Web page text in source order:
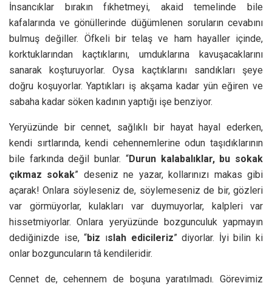
İnsancıklar bırakın fıkhetmeyi, akaid temelinde bile
kafalarında ve gönüllerinde düğümlenen soruların cevabını
bulmuş değiller. Öfkeli bir telaş ve ham hayaller içinde,
korktuklarından kaçtıklarını, umduklarına kavuşacaklarını
sanarak koşturuyorlar. Oysa kaçtıklarını sandıkları şeye
doğru koşuyorlar. Yaptıkları iş akşama kadar yün eğiren ve
sabaha kadar söken kadının yaptığı işe benziyor.
Yeryüzünde bir cennet, sağlıklı bir hayat hayal ederken,
kendi sırtlarında, kendi cehennemlerine odun taşıdıklarının
bile farkında değil bunlar. “Durun kalabalıklar, bu sokak
çıkmaz sokak” deseniz ne yazar, kollarınızı makas gibi
açarak! Onlara söyleseniz de, söylemeseniz de bir, gözleri
var görmüyorlar, kulakları var duymuyorlar, kalpleri var
hissetmiyorlar. Onlara yeryüzünde bozgunculuk yapmayın
dediğinizde ise, “biz ıslah edicileriz” diyorlar. İyi bilin ki
onlar bozguncuların tâ kendileridir.
Cennet de, cehennem de boşuna yaratılmadı. Görevimiz